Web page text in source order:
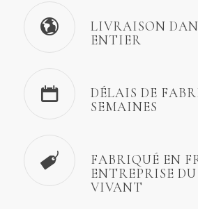
LIVRAISON
ENTIER
DÉLAIS DE
SEMAINES
FABRIQUÉ EN
ENTREPRISE
VIVANT